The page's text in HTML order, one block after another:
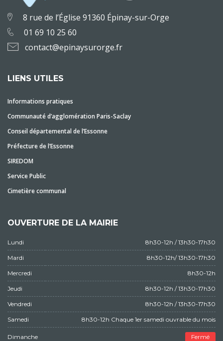
8 rue de l’Église 91360 Épinay-sur-Orge
01 69 10 25 60
contact@epinaysurorge.fr
LIENS UTILES
Informations pratiques
Communauté d’agglomération Paris-Saclay
Conseil départemental de l’Essonne
Préfecture de l’Essonne
SIREDOM
Service Public
Cimetière communal
OUVERTURE DE LA MAIRIE
Lundi 8h30-12h / 13h30-17h30
Mardi 8h30-12h/ 13h30-17h30
Mercredi 8h30-12h
Jeudi 8h30-12h / 13h30-17h30
Vendredi 8h30-12h / 13h30-17h30
Samedi 8h30-12h Chaque 1er samedi ouvrable du mois
Dimanche Fermé